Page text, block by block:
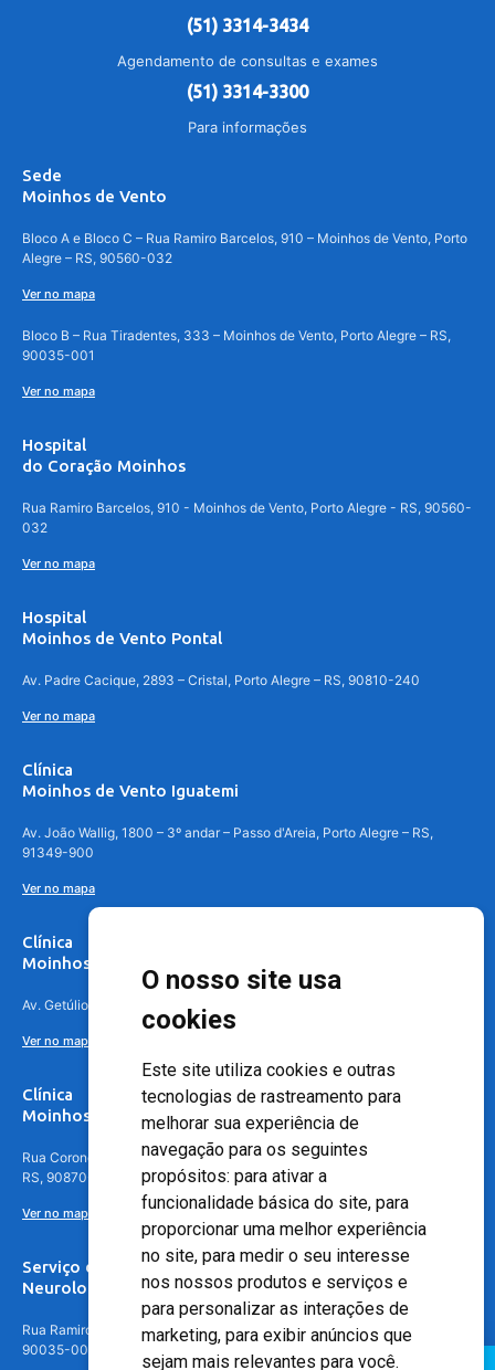
O nosso site usa
cookies
Este site utiliza cookies e outras
tecnologias de rastreamento para
melhorar sua experiência de
navegação para os seguintes
propósitos: para ativar a
funcionalidade básica do site, para
proporcionar uma melhor experiência
no site, para medir o seu interesse
nos nossos produtos e serviços e
para personalizar as interações de
marketing, para exibir anúncios que
sejam mais relevantes para você.
(51) 3314-3434
Agendamento de consultas e exames
(51) 3314-3300
Para informações
Sede
Moinhos de Vento
Bloco A e Bloco C – Rua Ramiro Barcelos, 910 – Moinhos de Vento, Porto
Alegre – RS, 90560-032
Ver no mapa
Bloco B – Rua Tiradentes, 333 – Moinhos de Vento, Porto Alegre – RS,
90035-001
Ver no mapa
Hospital
do Coração Moinhos
Rua Ramiro Barcelos, 910 - Moinhos de Vento, Porto Alegre - RS, 90560-
032
Ver no mapa
Hospital
Moinhos de Vento Pontal
Av. Padre Cacique, 2893 – Cristal, Porto Alegre – RS, 90810-240
Ver no mapa
Clínica
Moinhos de Vento Iguatemi
Av. João Wallig, 1800 – 3º andar – Passo d'Areia, Porto Alegre – RS,
91349-900
Ver no mapa
Clínica
Moinhos de Vento Canoas
Av. Getúlio Vargas, 4841 – Centro, Canoas – RS, 92010-010
Ver no mapa
Clínica
Moinhos de Vento - Teresópolis
Rua Coronel Aparício Borges, 250 - 3º andar - Teresópolis, Porto Alegre -
RS, 90870-016
Ver no mapa
Serviço de
Neurologia
Rua Ramiro Barcelos, 630 – 5º andar – Floresta, Porto Alegre – RS,
90035-001